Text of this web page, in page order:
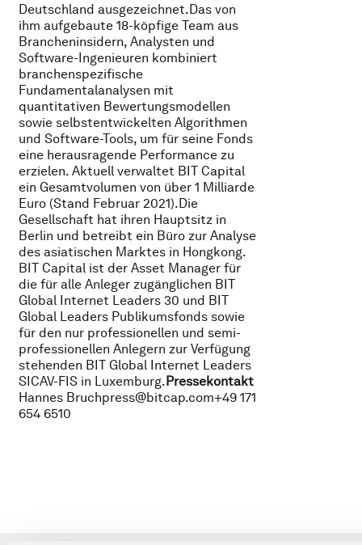
Deutschland ausgezeichnet.Das von
ihm aufgebaute 18-köpfige Team aus
Brancheninsidern, Analysten und
Software-Ingenieuren kombiniert
branchenspezifische
Fundamentalanalysen mit
quantitativen Bewertungsmodellen
sowie selbstentwickelten Algorithmen
und Software-Tools, um für seine Fonds
eine herausragende Performance zu
erzielen. Aktuell verwaltet BIT Capital
ein Gesamtvolumen von über 1 Milliarde
Euro (Stand Februar 2021).Die
Gesellschaft hat ihren Hauptsitz in
Berlin und betreibt ein Büro zur Analyse
des asiatischen Marktes in Hongkong.
BIT Capital ist der Asset Manager für
die für alle Anleger zugänglichen BIT
Global Internet Leaders 30 und BIT
Global Leaders Publikumsfonds sowie
für den nur professionellen und semi-
professionellen Anlegern zur Verfügung
stehenden BIT Global Internet Leaders
SICAV-FIS in Luxemburg. Pressekontakt
Hannes Bruchpress@bitcap.com+49 171
654 6510